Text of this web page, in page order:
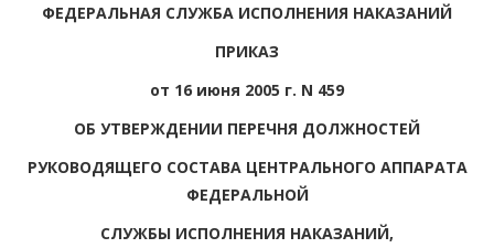
ФЕДЕРАЛЬНАЯ СЛУЖБА ИСПОЛНЕНИЯ НАКАЗАНИЙ
ПРИКАЗ
от 16 июня 2005 г. N 459
ОБ УТВЕРЖДЕНИИ ПЕРЕЧНЯ ДОЛЖНОСТЕЙ
РУКОВОДЯЩЕГО СОСТАВА ЦЕНТРАЛЬНОГО АППАРАТА
ФЕДЕРАЛЬНОЙ
СЛУЖБЫ ИСПОЛНЕНИЯ НАКАЗАНИЙ,